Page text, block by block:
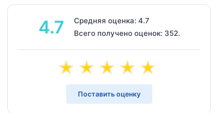
4.7
Средняя оценка: 4.7
Всего получено оценок: 352.
Поставить оценку